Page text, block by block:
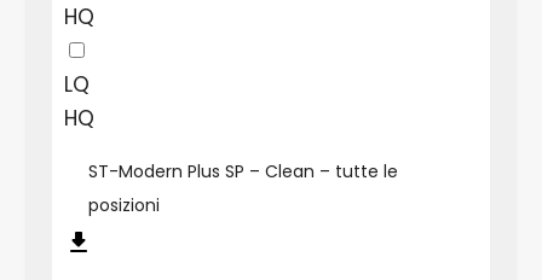
HQ
LQ
HQ
ST-Modern Plus SP – Clean – tutte le
posizioni